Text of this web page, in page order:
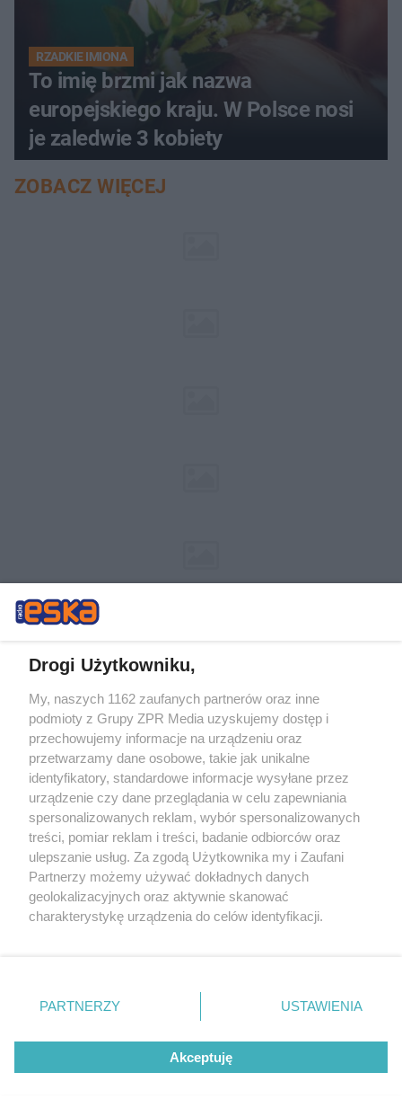
RZADKIE IMIONA
To imię brzmi jak nazwa
europejskiego kraju. W Polsce nosi
je zaledwie 3 kobiety
ZOBACZ WIĘCEJ
Żaden utwór zamieszczony w serwisie nie może być powielany i
rozpowszechniany lub dalej rozpowszechniany w jakikolwiek sposób (w
tym także elektroniczny lub mechaniczny) na jakimkolwiek polu
eksploatacji w jakiejkolwiek formie, włącznie z umieszczaniem w
Internecie bez pisemnej zgody właściciela praw. Jakiekolwiek użycie lub
wykorzystanie utworów w całości lub w części z naruszeniem prawa,
tzn. bez właściwej zgody, jest zabronione pod groźbą kary i może być
ścigane prawnie.
© 2026 Grupa ZPR Media
Drogi Użytkowniku,
My, naszych 1162 zaufanych partnerów oraz inne
podmioty z Grupy ZPR Media uzyskujemy dostęp i
przechowujemy informacje na urządzeniu oraz
przetwarzamy dane osobowe, takie jak unikalne
identyfikatory, standardowe informacje wysyłane przez
urządzenie czy dane przeglądania w celu zapewniania
spersonalizowanych reklam, wybór spersonalizowanych
treści, pomiar reklam i treści, badanie odbiorców oraz
ulepszanie usług. Za zgodą Użytkownika my i Zaufani
Partnerzy możemy używać dokładnych danych
geolokalizacyjnych oraz aktywnie skanować
charakterystykę urządzenia do celów identyfikacji.
zmienić/wycofać klikając przycisk ustawień prywatności
znajdujący się w lewym dolnym rogu strony
rodzaje przetwarzania danych nie wymagają zgody
użytkownika, ale masz prawo sprzeciwić się takiemu
przetwarzaniu. Preferencje będą miały zastosowanie tylko
PARTNERZY USTAWIENIA
Akceptuję